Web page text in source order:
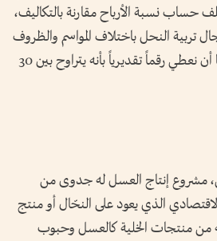
حساب نسبة الأرباح مقارنة بالتكاليف،
تربية النحل باختلاف المواسم والظروف
المناخية للمنطقة، لكن يمكننا أن نعطي رقماً تقديرياً بأنه يتراوح بين 30
مشروع إنتاج العسل له جدوى من
الاقتصادي الذي يعود على النحّال أو منتج
من منتجات الخلية كالعسل وحبوب